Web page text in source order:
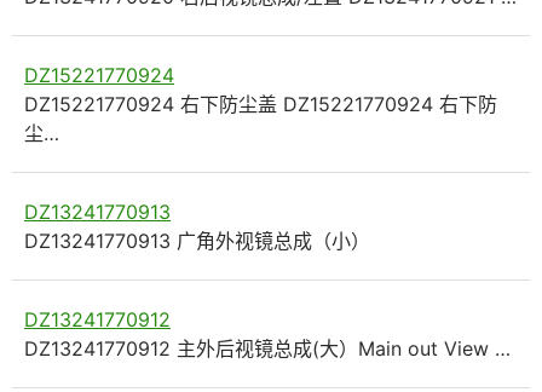
DZ15221770924
DZ15221770924 右下防尘盖 DZ15221770924 右下防
尘…
DZ13241770913
DZ13241770913 广角外视镜总成（小）
DZ13241770912
DZ13241770912 主外后视镜总成(大）Main out View …